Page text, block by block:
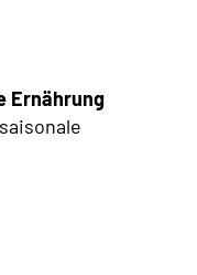
Ernährung